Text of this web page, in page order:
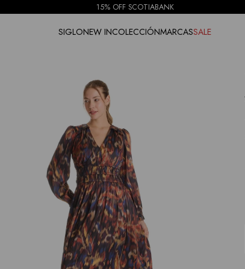
15% OFF SCOTIABANK
SIGLONEW INCOLECCIÓNMARCASSALE
NOTIFICARME